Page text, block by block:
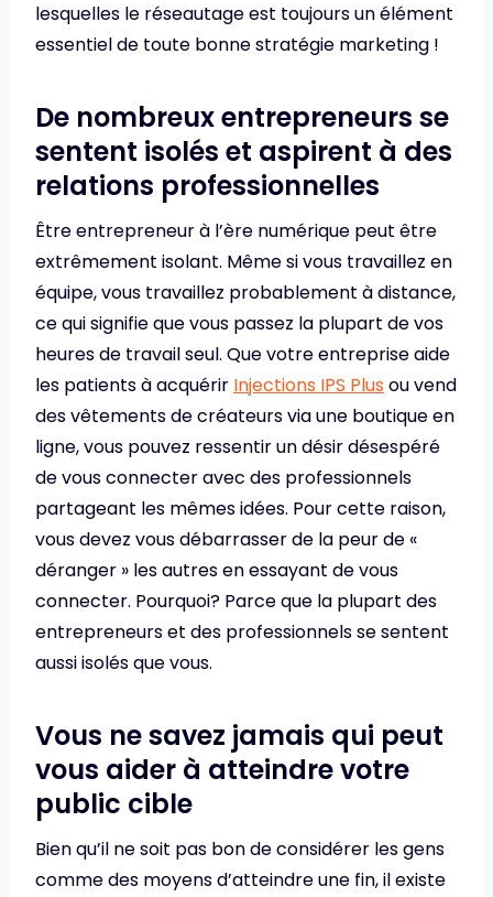
lesquelles le réseautage est toujours un élément
essentiel de toute bonne stratégie marketing !
De nombreux entrepreneurs se
sentent isolés et aspirent à des
relations professionnelles
Être entrepreneur à l’ère numérique peut être
extrêmement isolant. Même si vous travaillez en
équipe, vous travaillez probablement à distance,
ce qui signifie que vous passez la plupart de vos
heures de travail seul. Que votre entreprise aide
les patients à acquérir Injections IPS Plus ou vend
des vêtements de créateurs via une boutique en
ligne, vous pouvez ressentir un désir désespéré
de vous connecter avec des professionnels
partageant les mêmes idées. Pour cette raison,
vous devez vous débarrasser de la peur de «
déranger » les autres en essayant de vous
connecter. Pourquoi? Parce que la plupart des
entrepreneurs et des professionnels se sentent
aussi isolés que vous.
Vous ne savez jamais qui peut
vous aider à atteindre votre
public cible
Bien qu’il ne soit pas bon de considérer les gens
comme des moyens d’atteindre une fin, il existe